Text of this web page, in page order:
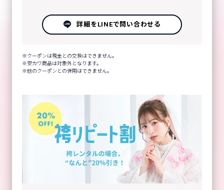
詳細をLINEで問い合わせる
クーポンは現金との交換はできません。
安カワ商品は対象外となります。
他のクーポンとの併用はできません。